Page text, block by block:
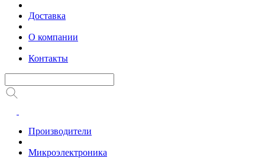
Доставка
О компании
Контакты
Производители
Микроэлектроника